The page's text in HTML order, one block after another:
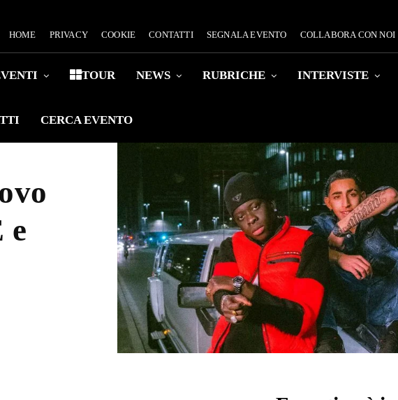
HOME PRIVACY COOKIE CONTATTI SEGNALA EVENTO COLLABORA CON NOI
TOUR NEWS RUBRICHE INTERVISTE
CERCA EVENTO
e